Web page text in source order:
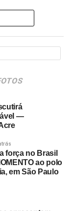
—
força no Brasil
ao polo
em São Paulo